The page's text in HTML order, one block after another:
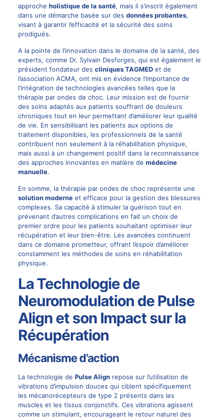
approche holistique de la santé, mais il s’inscrit également
dans une démarche basée sur des données probantes,
visant à garantir l’efficacité et la sécurité des soins
prodigués.
A la pointe de l’innovation dans le domaine de la santé, des
experts, comme Dr. Sylvain Desforges, qui est également le
président fondateur des cliniques TAGMEDet de
l’association ACMA, ont mis en évidence l’importance de
l’intégration de technologies avancées telles que la
thérapie par ondes de choc. Leur mission est de fournir
des soins adaptés aux patients souffrant de douleurs
chroniques tout en leur permettant d’améliorer leur qualité
de vie. En sensibilisant les patients aux options de
traitement disponibles, les professionnels de la santé
contribuent non seulement à la réhabilitation physique,
mais aussi à un changement positif dans la reconnaissance
des approches innovantes en matière de médecine
manuelle.
En somme, la thérapie par ondes de choc représente une
solution moderneet efficace pour la gestion des blessures
complexes. Sa capacité à stimuler la guérison tout en
prévenant d’autres complications en fait un choix de
premier ordre pour les patients souhaitant optimiser leur
récupération et leur bien-être. Les avancées continuent
dans ce domaine prometteur, offrant l’espoir d’améliorer
constamment les méthodes de soins en réhabilitation
physique.
La Technologie de
Neuromodulation de Pulse
Align et son Impact sur la
Récupération
Mécanisme d’action
La technologie de Pulse Alignrepose sur l’utilisation de
vibrations d’impulsion douces qui ciblent spécifiquement
les mécanorécepteurs de type 2 présents dans les
muscles et les tissus conjonctifs. Ces vibrations agissent
comme un stimulant, encourageant le retour naturel des